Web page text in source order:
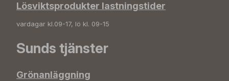
Lösviktsprodukter lastningstider
vardagar kl.09-17, lö kl. 09-15
Sunds tjänster
Grönanläggning